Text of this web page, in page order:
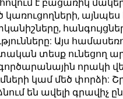
է բացառիկ
Այս
տեսք
որակի
կամ մեծ փորձի:
են ավելի